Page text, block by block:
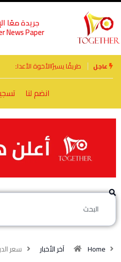
جريدة معًا
News Paper
عاجل الأخوة الأعداء وحتمًا لابد من لقاء
انضم لنا
Home آخر الأخبار سعر